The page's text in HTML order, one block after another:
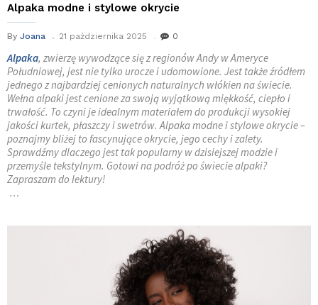
Alpaka modne i stylowe okrycie
By Joana 21 października 2025 0
Alpaka, zwierzę wywodzące się z regionów Andy w Ameryce
Południowej, jest nie tylko urocze i udomowione. Jest także źródłem
jednego z najbardziej cenionych naturalnych włókien na świecie.
Wełna alpaki jest cenione za swoją wyjątkową miękkość, ciepło i
trwałość. To czyni je idealnym materiałem do produkcji wysokiej
jakości kurtek, płaszczy i swetrów. Alpaka modne i stylowe okrycie –
poznajmy bliżej to fascynujące okrycie, jego cechy i zalety.
Sprawdźmy dlaczego jest tak popularny w dzisiejszej modzie i
przemyśle tekstylnym. Gotowi na podróż po świecie alpaki?
Zapraszam do lektury!
…